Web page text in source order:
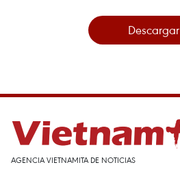
Descargar
AGENCIA VIETNAMITA DE NOTICIAS